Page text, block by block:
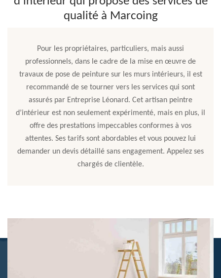
qualité à Marcoing
Pour les propriétaires, particuliers, mais aussi
professionnels, dans le cadre de la mise en œuvre de
travaux de pose de peinture sur les murs intérieurs, il est
recommandé de se tourner vers les services qui sont
assurés par Entreprise Léonard. Cet artisan peintre
d’intérieur est non seulement expérimenté, mais en plus, il
offre des prestations impeccables conformes à vos
attentes. Ses tarifs sont abordables et vous pouvez lui
demander un devis détaillé sans engagement. Appelez ses
chargés de clientèle.